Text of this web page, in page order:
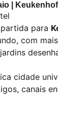
|
para
com
cidade
canais